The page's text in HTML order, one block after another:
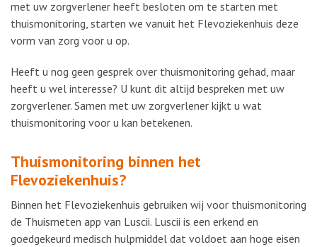
met uw zorgverlener heeft besloten om te starten met
thuismonitoring, starten we vanuit het Flevoziekenhuis deze
vorm van zorg voor u op.
Heeft u nog geen gesprek over thuismonitoring gehad, maar
heeft u wel interesse? U kunt dit altijd bespreken met uw
zorgverlener. Samen met uw zorgverlener kijkt u wat
thuismonitoring voor u kan betekenen.
Thuismonitoring binnen het
Flevoziekenhuis?
Binnen het Flevoziekenhuis gebruiken wij voor thuismonitoring
de Thuismeten app van Luscii. Luscii is een erkend en
goedgekeurd medisch hulpmiddel dat voldoet aan hoge eisen